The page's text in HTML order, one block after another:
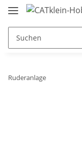
Ruderanlage